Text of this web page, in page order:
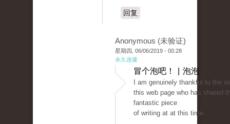
回复
Anonymous (未验证)
星期四, 06/06/2019 - 00:28
永久连接
冒个泡吧！ | 泡泡
I am genuinely thankful to the
this web page who has shared
fantastic piece
of writing at at this time.